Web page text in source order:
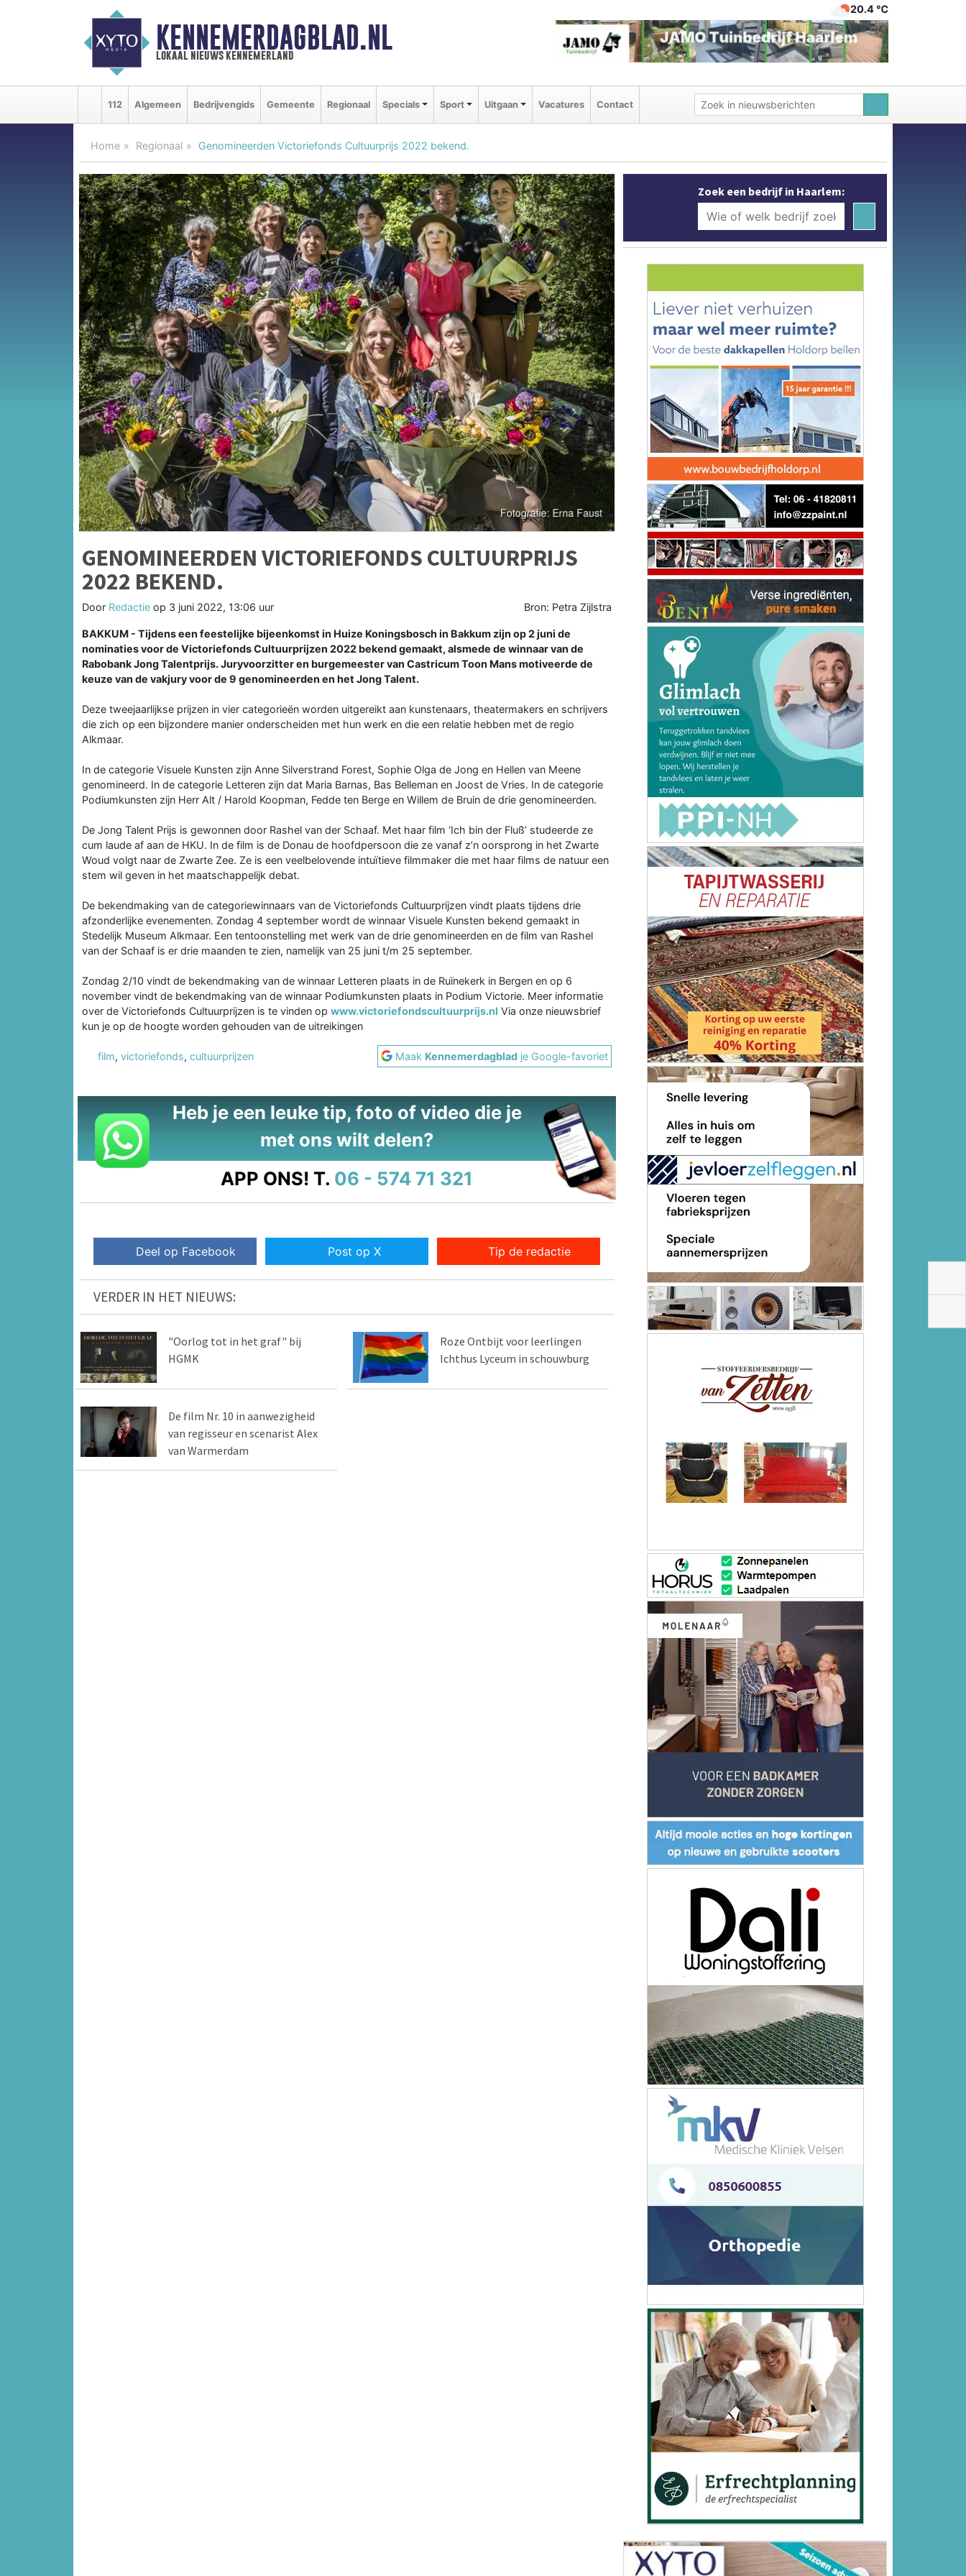
KENNEMERDAGBLAD.NL
lokaal nieuws kennemerland
20.4 ℃
112 Algemeen Bedrijvengids Gemeente Regionaal Specials Sport Uitgaan Vacatures Contact
Home Regionaal Genomineerden Victoriefonds Cultuurprijs 2022 bekend.
GENOMINEERDEN VICTORIEFONDS CULTUURPRIJS
2022 BEKEND.
Door Redactie op 3 juni 2022, 13:06 uur Bron: Petra Zijlstra
BAKKUM - Tijdens een feestelijke bijeenkomst in Huize Koningsbosch in Bakkum zijn op 2 juni de
nominaties voor de Victoriefonds Cultuurprijzen 2022 bekend gemaakt, alsmede de winnaar van de
Rabobank Jong Talentprijs. Juryvoorzitter en burgemeester van Castricum Toon Mans motiveerde de
keuze van de vakjury voor de 9 genomineerden en het Jong Talent.
Deze tweejaarlijkse prijzen in vier categorieën worden uitgereikt aan kunstenaars, theatermakers en schrijvers
die zich op een bijzondere manier onderscheiden met hun werk en die een relatie hebben met de regio
Alkmaar.
In de categorie Visuele Kunsten zijn Anne Silverstrand Forest, Sophie Olga de Jong en Hellen van Meene
genomineerd. In de categorie Letteren zijn dat Maria Barnas, Bas Belleman en Joost de Vries. In de categorie
Podiumkunsten zijn Herr Alt / Harold Koopman, Fedde ten Berge en Willem de Bruin de drie genomineerden.
De Jong Talent Prijs is gewonnen door Rashel van der Schaaf. Met haar film ‘Ich bin der Fluß’ studeerde ze
cum laude af aan de HKU. In de film is de Donau de hoofdpersoon die ze vanaf z’n oorsprong in het Zwarte
Woud volgt naar de Zwarte Zee. Ze is een veelbelovende intuïtieve filmmaker die met haar films de natuur een
stem wil geven in het maatschappelijk debat.
De bekendmaking van de categoriewinnaars van de Victoriefonds Cultuurprijzen vindt plaats tijdens drie
afzonderlijke evenementen. Zondag 4 september wordt de winnaar Visuele Kunsten bekend gemaakt in
Stedelijk Museum Alkmaar. Een tentoonstelling met werk van de drie genomineerden en de film van Rashel
van der Schaaf is er drie maanden te zien, namelijk van 25 juni t/m 25 september.
Zondag 2/10 vindt de bekendmaking van de winnaar Letteren plaats in de Ruïnekerk in Bergen en op 6
november vindt de bekendmaking van de winnaar Podiumkunsten plaats in Podium Victorie. Meer informatie
over de Victoriefonds Cultuurprijzen is te vinden op www.victoriefondscultuurprijs.nl Via onze nieuwsbrief
kun je op de hoogte worden gehouden van de uitreikingen
film, victoriefonds, cultuurprijzen Maak Kennemerdagblad je Google-favoriet
Heb je een leuke tip, foto of video die je
met ons wilt delen?
APP ONS! T. 06 - 574 71 321
Deel op Facebook Post op X Tip de redactie
VERDER IN HET NIEUWS:
"Oorlog tot in het graf" bij
HGMK
Roze Ontbijt voor leerlingen
Ichthus Lyceum in schouwburg
De film Nr. 10 in aanwezigheid
van regisseur en scenarist Alex
van Warmerdam
Zoek een bedrijf in Haarlem: